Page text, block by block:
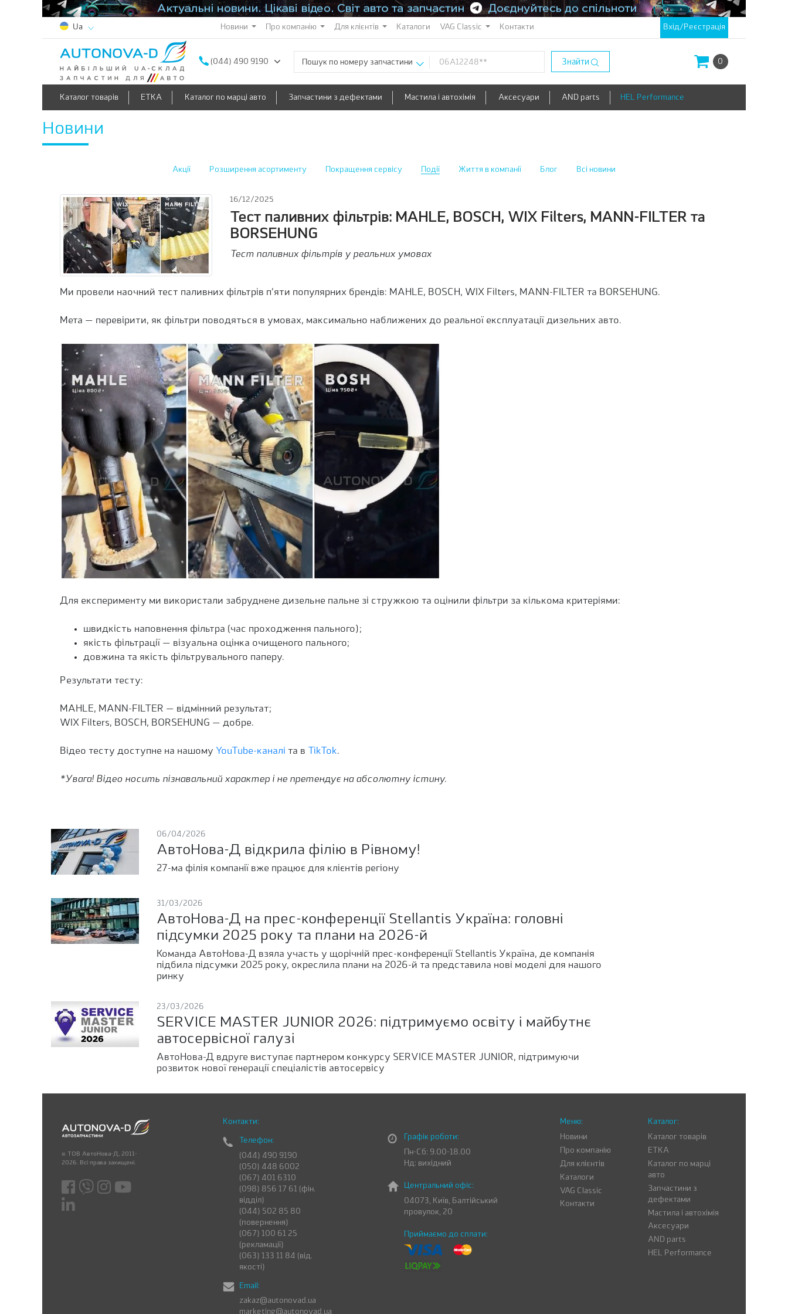
Ua Новини Про компанію Для клієнтів Каталоги VAG Classic Контакти Вхід/Реєстрація
(044) 490 9190 Пошук по номеру запчастини Знайти 0
Каталог товарів ETKA Каталог по марці авто Запчастини з дефектами Мастила і автохімія Аксесуари AND parts HEL Performance
Новини
Акції Розширення асортименту Покращення сервісу Події Життя в компанії Блог Всі новини
16/12/2025
Тест паливних фільтрів: MAHLE, BOSCH, WIX Filters, MANN-FILTER та
BORSEHUNG
Тест паливних фільтрів у реальних умовах
Ми провели наочний тест паливних фільтрів п’яти популярних брендів: MAHLE, BOSCH, WIX Filters, MANN-FILTER та BORSEHUNG.
Мета — перевірити, як фільтри поводяться в умовах, максимально наближених до реальної експлуатації дизельних авто.
Для експерименту ми використали забруднене дизельне пальне зі стружкою та оцінили фільтри за кількома критеріями:
швидкість наповнення фільтра (час проходження пального);
якість фільтрації — візуальна оцінка очищеного пального;
довжина та якість фільтрувального паперу.
Результати тесту:
MAHLE, MANN-FILTER — відмінний результат;
WIX Filters, BOSCH, BORSEHUNG — добре.
Відео тесту доступне на нашому YouTube-каналі та в TikTok.
*Увага! Відео носить пізнавальний характер і не претендує на абсолютну істину.
06/04/2026
АвтоНова-Д відкрила філію в Рівному!
27-ма філія компанії вже працює для клієнтів регіону
31/03/2026
АвтоНова-Д на прес-конференції Stellantis Україна: головні
підсумки 2025 року та плани на 2026-й
Команда АвтоНова-Д взяла участь у щорічній прес-конференції Stellantis Україна, де компанія
підбила підсумки 2025 року, окреслила плани на 2026-й та представила нові моделі для нашого
ринку
23/03/2026
SERVICE MASTER JUNIOR 2026: підтримуємо освіту і майбутнє
автосервісної галузі
АвтоНова-Д вдруге виступає партнером конкурсу SERVICE MASTER JUNIOR, підтримуючи
розвиток нової генерації спеціалістів автосервісу
© ТОВ АвтоНова-Д, 2011-
2026. Всі права захищені.
Контакти:
Телефон:
(044) 490 9190
(050) 448 6002
(067) 401 6310
(098) 856 17 61 (фін.
відділ)
(044) 502 85 80
(повернення)
(067) 100 61 25
(рекламації)
(063) 133 11 84 (від.
якості)
Email:
zakaz@autonovad.ua
marketing@autonovad.ua
Графік роботи:
Пн-Сб: 9.00-18.00
Нд: вихідний
Центральний офіс:
04073, Київ, Балтійський
провулок, 20
Приймаємо до сплати:
Каталог:
Каталог товарів
ETKA
Каталог по марці
авто
Запчастини з
дефектами
Мастила і автохімія
Аксесуари
AND parts
HEL Performance
Меню:
Новини
Про компанію
Для клієнтів
Каталоги
VAG Classic
Контакти